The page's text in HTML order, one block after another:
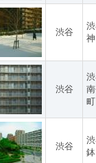
渋谷
渋谷
渋谷